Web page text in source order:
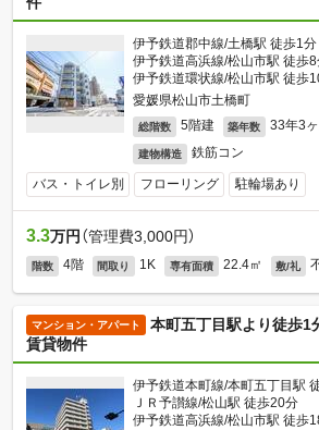
伊予鉄道郡中線/土橋駅 徒歩1分
伊予鉄道高浜線/松山市駅 徒歩
伊予鉄道環状線/松山市駅 徒歩
愛媛県松山市土橋町
総階数 5階建 築年数 33年3ヶ
建物構造 鉄筋コン
バス・トイレ別 フローリング 駐輪場あり
3.3万円 （管理費3,000円）
階数 4階 間取り 1K 専有面積 22.4㎡ 敷/礼
マンション・アパート
本町五丁目駅より徒歩1
賃貸物件
伊予鉄道本町線/本町五丁目駅
ＪＲ予讃線/松山駅 徒歩20分
伊予鉄道高浜線/松山市駅 徒歩